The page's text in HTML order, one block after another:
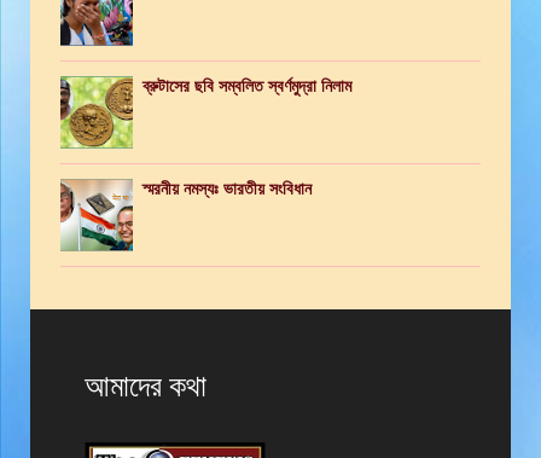
ব্রুটাসের ছবি সম্বলিত স্বর্ণমুদ্রা নিলাম
স্মরনীয় নমস্যঃ ভারতীয় সংবিধান
আমাদের কথা